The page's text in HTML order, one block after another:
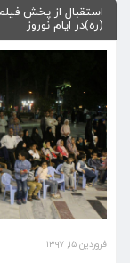
(ره)در ایام نوروز
فروردین ۱۵, ۱۳۹۷